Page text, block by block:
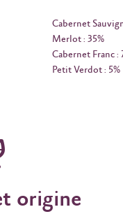
Cabernet
Merlot : 35%
Cabernet Franc :
Petit Verdot : 5%
origine